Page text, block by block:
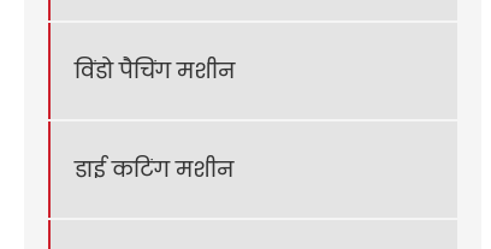
विंडो पैचिंग मशीन
डाई कटिंग मशीन